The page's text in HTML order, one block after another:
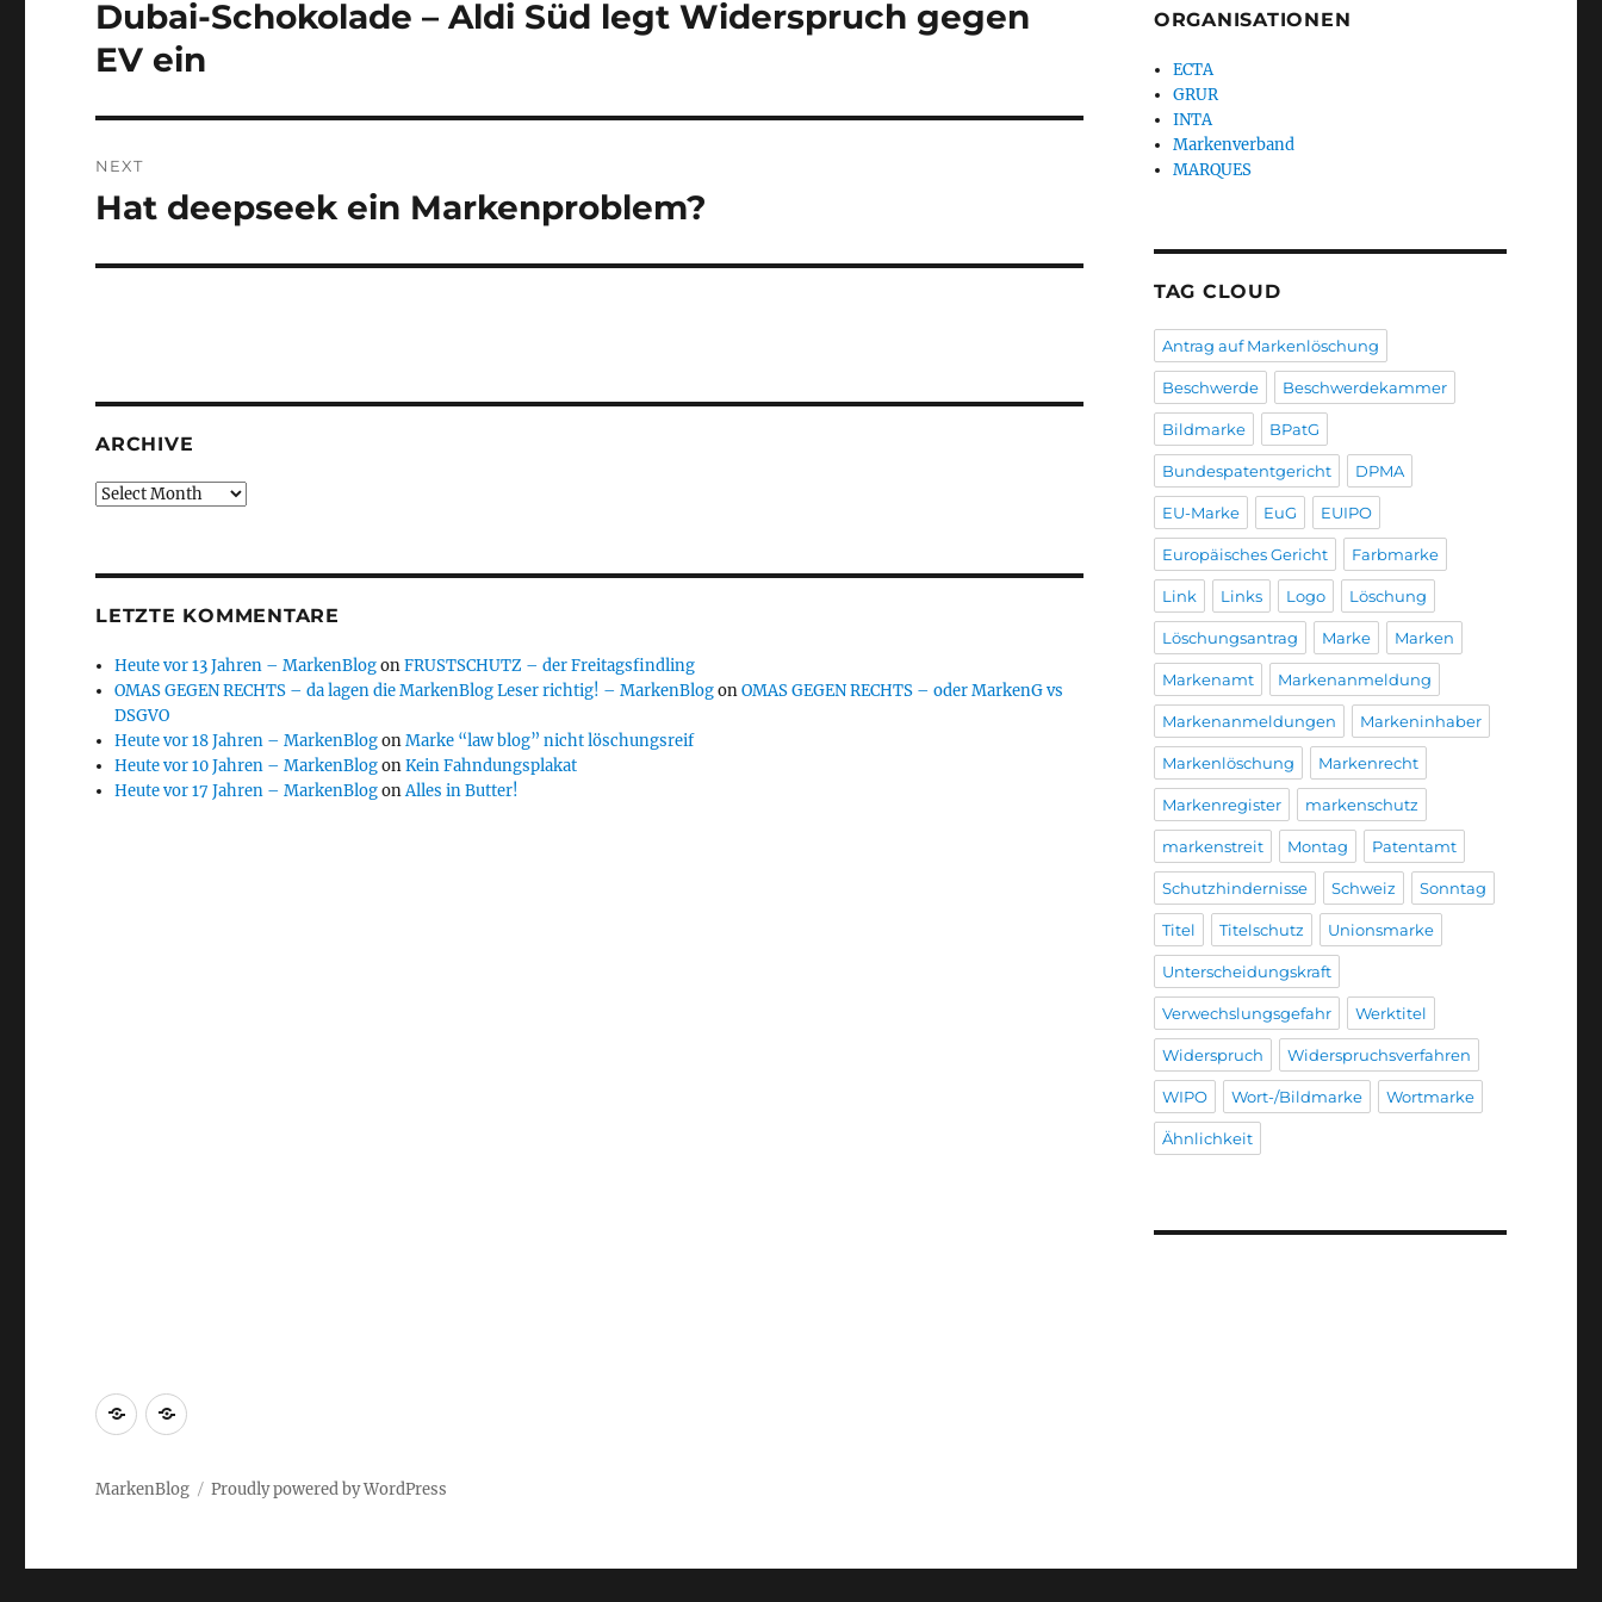
Previous
post:
Dubai-Schokolade – Aldi Süd legt Widerspruch gegen
EV ein
NEXT
Next
Hat deepseek ein Markenproblem?
ARCHIVE
Archive
LETZTE KOMMENTARE
Heute vor 13 Jahren – MarkenBlogonFRUSTSCHUTZ – der Freitagsfindling
OMAS GEGEN RECHTS – da lagen die MarkenBlog Leser richtig! – MarkenBlogonOMAS GEGEN RECHTS – oder MarkenG vs
DSGVO
Heute vor 18 Jahren – MarkenBlogonMarke “law blog” nicht löschungsreif
Heute vor 10 Jahren – MarkenBlogonKein Fahndungsplakat
Heute vor 17 Jahren – MarkenBlogonAlles in Butter!
ORGANISATIONEN
ECTA
GRUR
INTA
Markenverband
MARQUES
TAG CLOUD
Antrag auf Markenlöschung
Beschwerde Beschwerdekammer
Bildmarke BPatG
Bundespatentgericht DPMA
EU-Marke EuG EUIPO
Europäisches Gericht Farbmarke
Link Links Logo Löschung
Löschungsantrag Marke Marken
Markenamt Markenanmeldung
Markenanmeldungen Markeninhaber
Markenlöschung Markenrecht
Markenregister markenschutz
markenstreit Montag Patentamt
Schutzhindernisse Schweiz Sonntag
Titel Titelschutz Unionsmarke
Unterscheidungskraft
Verwechslungsgefahr Werktitel
Widerspruch Widerspruchsverfahren
WIPO Wort-/Bildmarke Wortmarke
Ähnlichkeit
Markenrecherche
Gastbeiträge
MarkenBlog Proudly powered by WordPress